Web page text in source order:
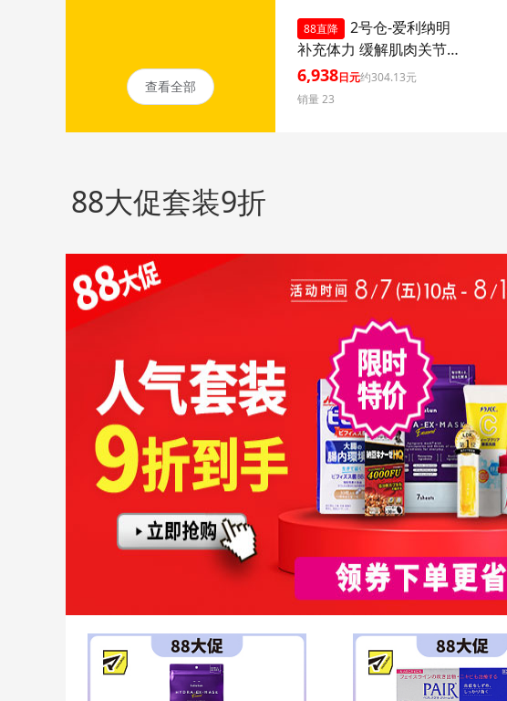
查看全部
88直降
2号仓-爱利纳明
补充体力 缓解肌肉关节酸
痛疲劳疼痛 补充维生素B
270片【第3类医药品】Ali
6,938日元约304.13元
销量 23
88大促套装9折